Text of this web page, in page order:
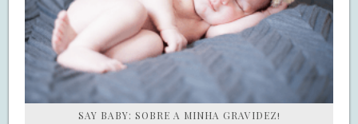
SAY BABY: SOBRE A MINHA GRAVIDEZ!